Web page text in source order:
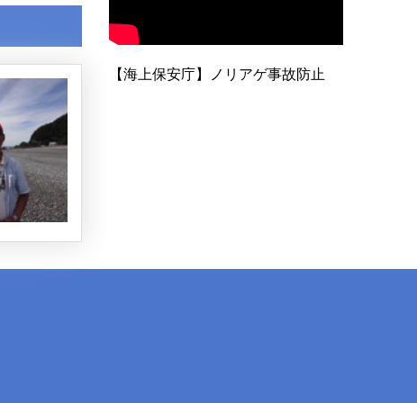
【海上保安庁】ノリアゲ事故防止